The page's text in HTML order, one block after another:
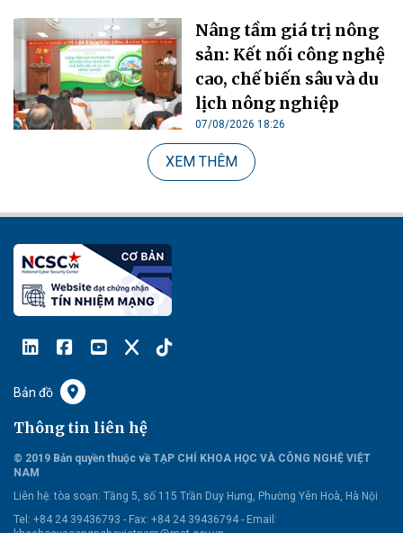
Nâng tầm giá trị nông
sản: Kết nối công nghệ
cao, chế biến sâu và du
lịch nông nghiệp
07/08/2026 18:26
XEM THÊM
Bản đồ
Thông tin liên hệ
© 2019 Bản quyền thuộc về TẠP CHÍ KHOA HỌC VÀ CÔNG NGHỆ VIỆT
NAM
Liên hệ: tòa soạn: Tầng 5, số 115 Trần Duy Hưng, Phường Yên Hoà, Hà Nội
Tel: +84 24 39436793 - Fax: +84 24 39436794 - Email: